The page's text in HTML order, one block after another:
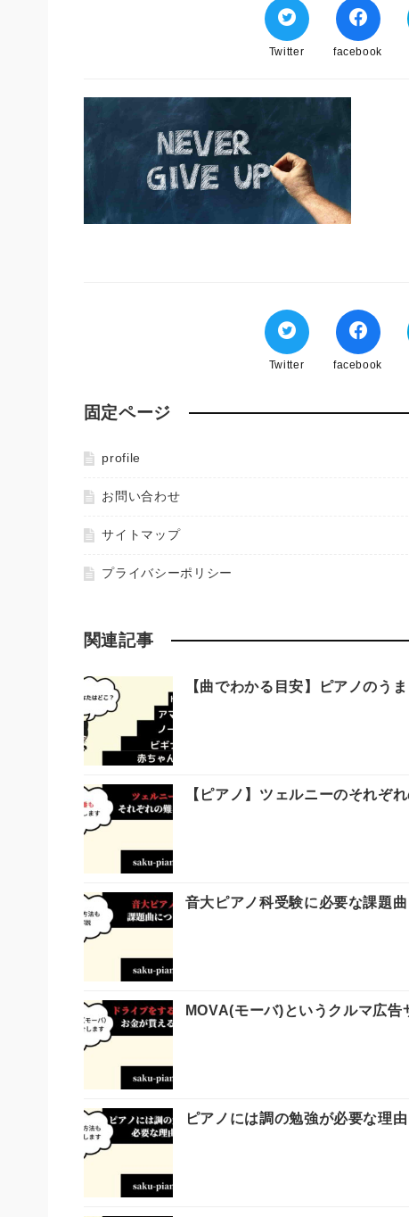
Twitter facebook
Twitter facebook
固定ページ
profile
お問い合わせ
サイトマップ
プライバシーポリシー
関連記事
【曲でわかる目安】ピアノのう
【ピアノ】ツェルニーのそれぞ
音大ピアノ科受験に必要な課題
MOVA(モーバ)というクルマ広告
ピアノには調の勉強が必要な理由